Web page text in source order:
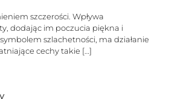
szczerości. Wpływa
dodając im poczucia piękna i
szlachetności, ma działanie
cechy takie […]